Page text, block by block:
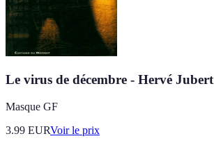
Le virus de décembre - Hervé Jubert
Masque GF
3.99 EURVoir le prix